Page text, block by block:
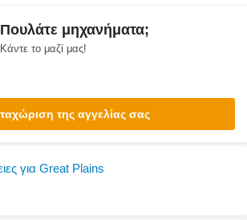
Πουλάτε μηχανήματα;
Κάντε το μαζί μας!
της αγγελίας σας
για Great Plains